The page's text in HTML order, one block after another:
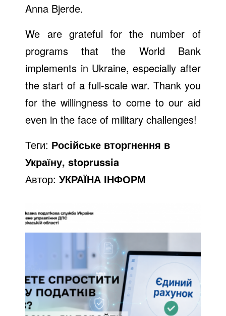
Anna Bjerde.
We are grateful for the number of
programs that the World Bank
implements in Ukraine, especially after
the start of a full-scale war. Thank you
for the willingness to come to our aid
even in the face of military challenges!
Теги: Російське вторгнення в
Україну, stoprussia
Автор:УКРАЇНА ІНФОРМ